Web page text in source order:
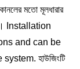
মতো মূলধারার
Installation
and can be
হাউজিংটি